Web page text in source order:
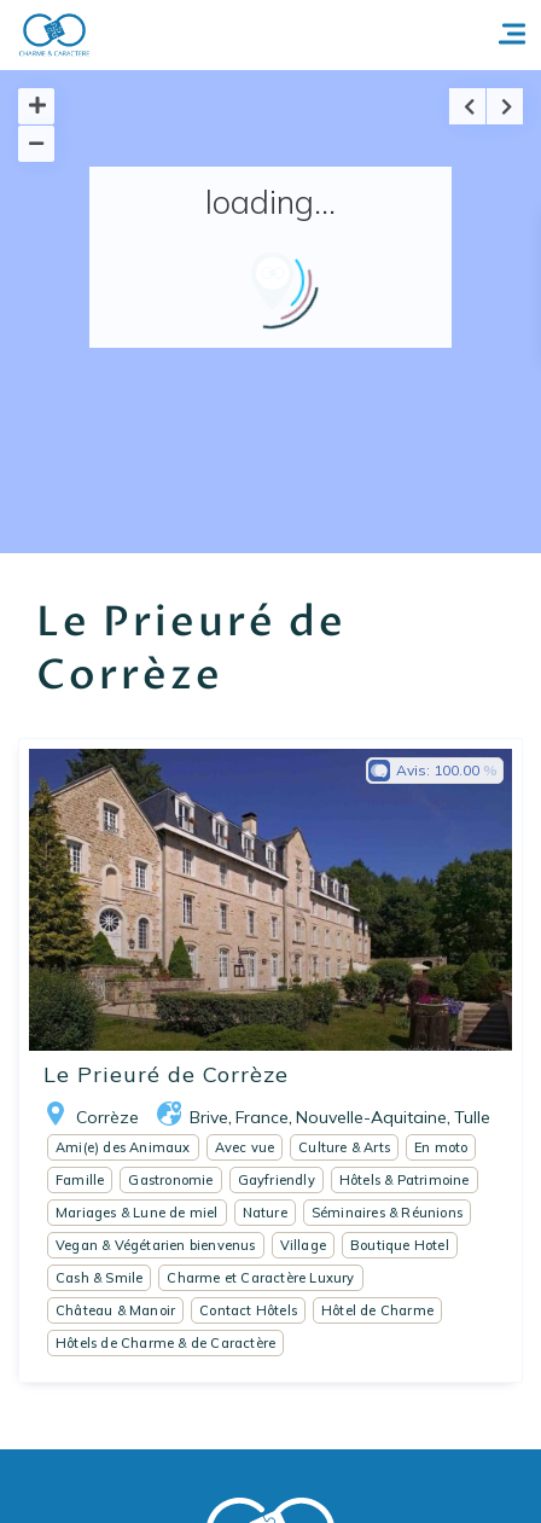
Accueil
Nos adresses en France
loading...
Le Prieuré de
Corrèze
Le Prieuré de Corrèze
Corrèze Brive France Nouvelle-Aquitaine Tulle
Avis: 100.00
Ami(e) des Animaux Avec vue Culture & Arts
En moto
Famille
Gastronomie Gayfriendly
Hôtels & Patrimoine
Mariages & Lune de miel
Nature
Séminaires & Réunions
Vegan & Végétarien bienvenus
Village
Boutique Hotel
Cash & Smile
Charme et Caractère Luxury
Château & Manoir
Contact Hôtels
Hôtel de Charme
Hôtels de Charme & de Caractère